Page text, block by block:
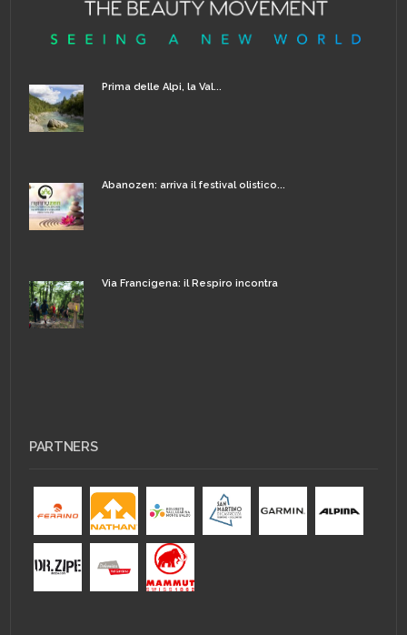
Prima delle Alpi, la Val...
Abanozen: arriva il festival olistico...
Via Francigena: il Respiro incontra
PARTNERS